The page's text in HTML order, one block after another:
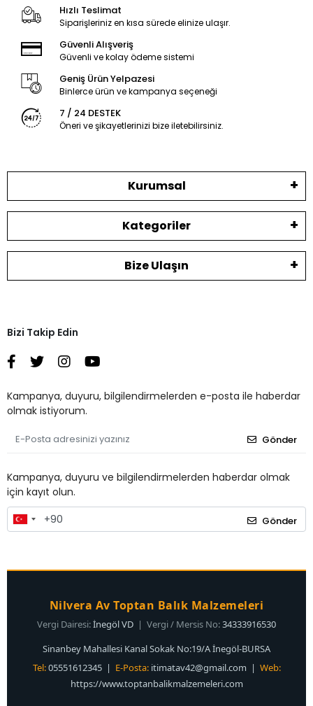
Hızlı Teslimat
Siparişleriniz en kısa sürede elinize ulaşır.
Güvenli Alışveriş
Güvenli ve kolay ödeme sistemi
Geniş Ürün Yelpazesi
Binlerce ürün ve kampanya seçeneği
7 / 24 DESTEK
Öneri ve şikayetlerinizi bize iletebilirsiniz.
Kurumsal
Kategoriler
Bize Ulaşın
Bizi Takip Edin
Kampanya, duyuru, bilgilendirmelerden e-posta ile haberdar
olmak istiyorum.
Gönder
Kampanya, duyuru ve bilgilendirmelerden haberdar olmak
için kayıt olun.
Gönder
Nilvera Av Toptan Balık Malzemeleri
Vergi Dairesi:İnegöl VD | Vergi / Mersis No:34333916530
Sinanbey Mahallesi Kanal Sokak No:19/A İnegöl-BURSA
Tel:05551612345 | E-Posta: itimatav42@gmail.com | Web:
https://www.toptanbalikmalzemeleri.com